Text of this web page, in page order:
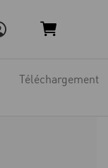
Téléchargement